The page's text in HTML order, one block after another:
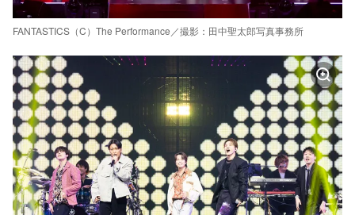
FANTASTICS（C）The Performance／撮影：田中聖太郎写真事務所